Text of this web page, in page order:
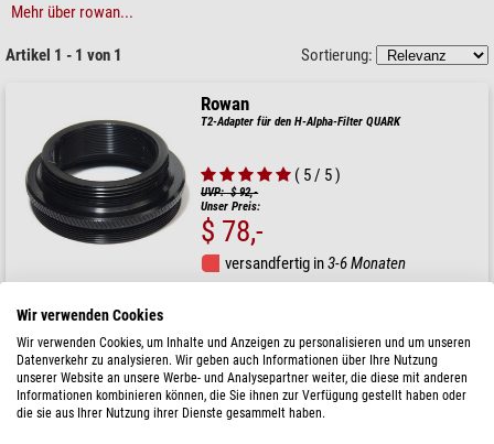
Mehr über rowan...
Artikel 1 - 1 von 1 Sortierung:
Rowan
T2-Adapter für den H-Alpha-Filter QUARK
( 5 / 5 )
UVP: $ 92,-
Unser Preis:
$ 78,-
versandfertig in3-6 Monaten
Wir verwenden Cookies
Wir verwenden Cookies, um Inhalte und Anzeigen zu personalisieren und um unseren
Datenverkehr zu analysieren. Wir geben auch Informationen über Ihre Nutzung
unserer Website an unsere Werbe- und Analysepartner weiter, die diese mit anderen
Informationen kombinieren können, die Sie ihnen zur Verfügung gestellt haben oder
die sie aus Ihrer Nutzung ihrer Dienste gesammelt haben.